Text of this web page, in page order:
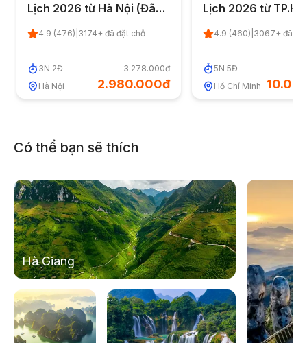
Thăm hồ xong, nếu có nhu cầu, thuyền sẽ đưa quý
khách đếnkhoáng nóng Ban Mai retreat. Quý khách
nguồn khoáng nóng tự nhiên giúp tăng cường sức
khỏe(chi phí tự túc).
14h30:Qúy khách lên xe di chuyển về Hà Nội.
Lịch 2026 từ Hà Nội (Đã
4.9 (476) 3174+ đã đặt chỗ
3N 2Đ
Hà Nội
3.278.000đ
2.980.000đ
Lịch 2026 từ
4.9 (460) 3067+ đã
5N 5Đ
Hồ Chí Minh
Có thể bạn sẽ thích
Hà Giang